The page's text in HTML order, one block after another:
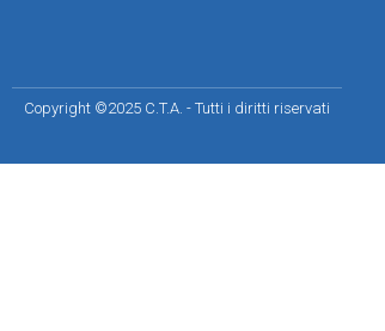
Copyright ©2025 C.T.A. - Tutti i diritti riservati